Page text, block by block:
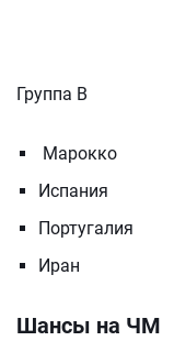
Группа В
Марокко
Испания
Португалия
Иран
Шансы на ЧМ